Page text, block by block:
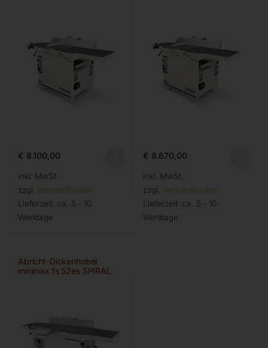
€ 8.100,00
inkl. MwSt.
zzgl. Versandkosten
Lieferzeit: ca. 5 - 10
Werktage
€ 8.670,00
inkl. MwSt.
zzgl. Versandkosten
Lieferzeit: ca. 5 - 10
Werktage
Abricht-Dickenhobel
minimax fs 52es SPIRAL